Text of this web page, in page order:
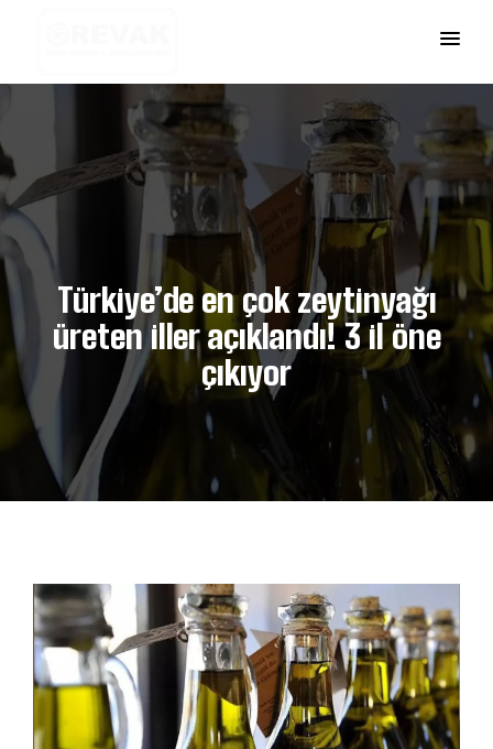
Türkiye’de en çok zeytinyağı
üreten iller açıklandı! 3 il öne
çıkıyor